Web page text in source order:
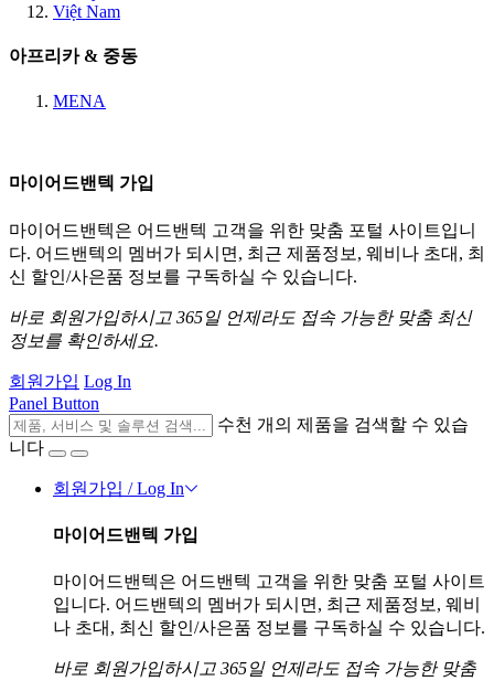
Việt Nam
아프리카 & 중동
MENA
마이어드밴텍 가입
마이어드밴텍은 어드밴텍 고객을 위한 맞춤 포털 사이트입니
다. 어드밴텍의 멤버가 되시면, 최근 제품정보, 웨비나 초대, 최
신 할인/사은품 정보를 구독하실 수 있습니다.
바로 회원가입하시고 365일 언제라도 접속 가능한 맞춤 최신
정보를 확인하세요.
회원가입 Log In
Panel Button
수천 개의 제품을 검색할 수 있습
니다
회원가입 / Log In
마이어드밴텍 가입
마이어드밴텍은 어드밴텍 고객을 위한 맞춤 포털 사이트
입니다. 어드밴텍의 멤버가 되시면, 최근 제품정보, 웨비
나 초대, 최신 할인/사은품 정보를 구독하실 수 있습니다.
바로 회원가입하시고 365일 언제라도 접속 가능한 맞춤